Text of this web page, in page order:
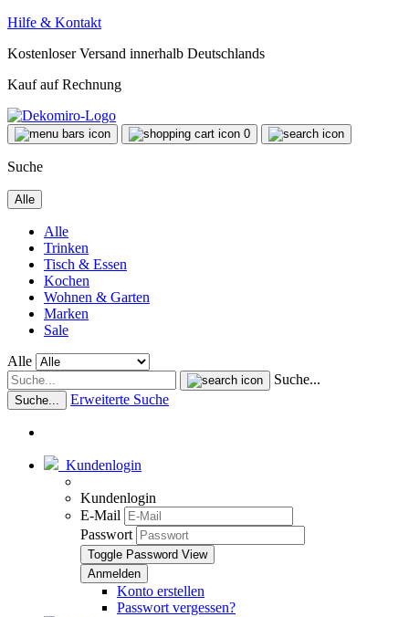
Hilfe & Kontakt
Kostenloser Versand innerhalb Deutschlands
Kauf auf Rechnung
0
Suche
Alle
Alle
Trinken
Tisch & Essen
Kochen
Wohnen & Garten
Marken
Sale
Alle
Suche...
Suche... Erweiterte Suche
Kundenlogin
Kundenlogin
E-Mail
Passwort
Toggle Password View
Konto erstellen
Passwort vergessen?